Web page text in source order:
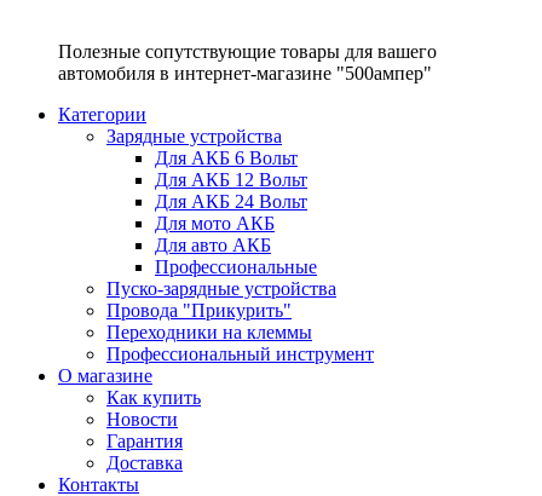
Полезные сопутствующие товары для вашего
автомобиля в интернет-магазине "500ампер"
Категории
Зарядные устройства
Для АКБ 6 Вольт
Для АКБ 12 Вольт
Для АКБ 24 Вольт
Для мото АКБ
Для авто АКБ
Профессиональные
Пуско-зарядные устройства
Провода "Прикурить"
Переходники на клеммы
Профессиональный инструмент
О магазине
Как купить
Новости
Гарантия
Доставка
Контакты